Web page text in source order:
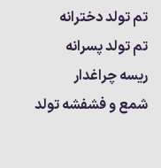
تم تولد دخترانه
تم تولد پسرانه
ریسه چراغدار
شمع و فشفشه تولد